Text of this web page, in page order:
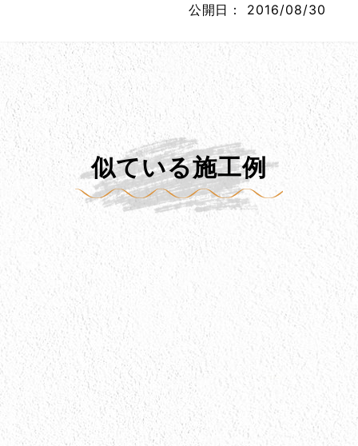
公開日： 2016/08/30
似ている施工例